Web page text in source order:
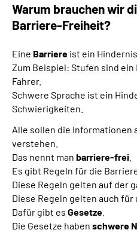
Gebärdensprache
Warum brauchen wir
Barriere-Freiheit?
Eine Barriere ist ein Hindernis.
Zum Beispiel: Stufen sind
Fahrer.
Schwere Sprache ist ein
Schwierigkeiten.
Alle sollen die
verstehen.
Das nennt man barriere-frei
Es gibt Regeln für die
Diese Regeln gelten auf der
Diese Regeln gelten auch für
Dafür gibt es Gesetze
Die Gesetze haben schwere